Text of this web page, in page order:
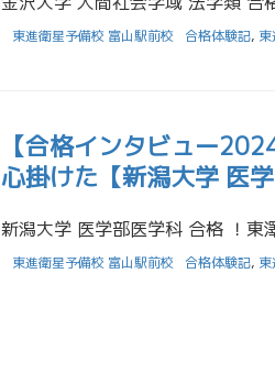
東進衛星予備校 富山駅前校 合格体験記,
【合格インタビュー
心掛けた【新潟大学 医
東進衛星予備校 富山駅前校 合格体験記,